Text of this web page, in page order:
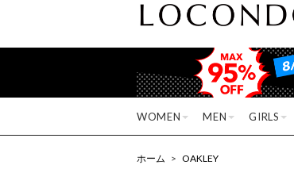
WOMEN MEN GIRLS
ホーム > OAKLEY